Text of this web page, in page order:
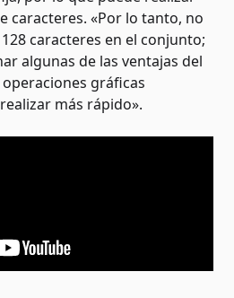
caracteres. «Por lo tanto, no
caracteres en el conjunto;
algunas de las ventajas del
gráficas
más rápido».